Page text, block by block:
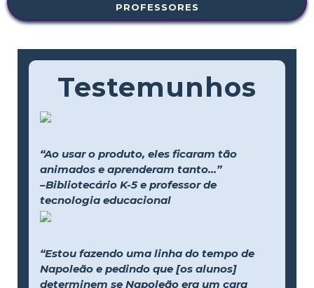
PROFESSORES
Testemunhos
“Ao usar o produto, eles ficaram tão
animados e aprenderam tanto...”
–Bibliotecário K-5 e professor de
tecnologia educacional
“Estou fazendo uma linha do tempo de
Napoleão e pedindo que [os alunos]
determinem se Napoleão era um cara